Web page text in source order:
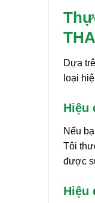
Dựa
loại
Hiệu
Nếu
Tôi
được
Hiệu